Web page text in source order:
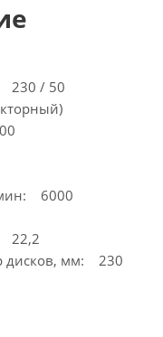
230 / 50
мин: 6000
22,2
дисков, мм: 230